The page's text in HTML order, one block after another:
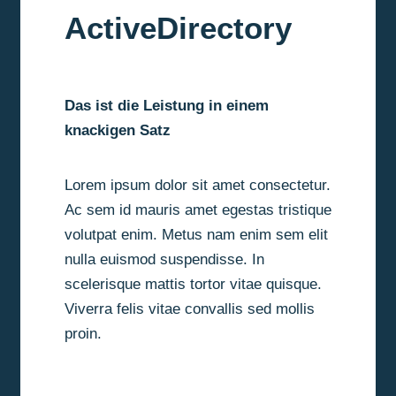
ActiveDirectory
Das ist die Leistung in einem
knackigen Satz
Lorem ipsum dolor sit amet consectetur.
Ac sem id mauris amet egestas tristique
volutpat enim. Metus nam enim sem elit
nulla euismod suspendisse. In
scelerisque mattis tortor vitae quisque.
Viverra felis vitae convallis sed mollis
proin.